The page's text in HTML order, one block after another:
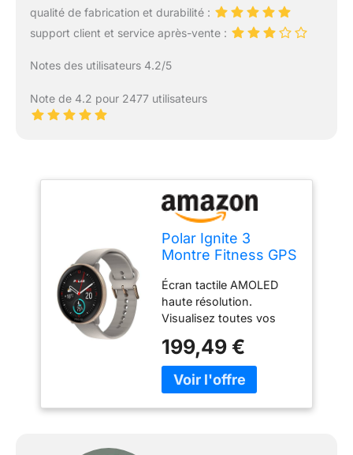
qualité de fabrication et durabilité :
support client et service après-vente :
Notes des utilisateurs 4.2/5
Note de 4.2 pour 2477 utilisateurs
Polar Ignite 3
Montre Fitness GPS
Écran tactile AMOLED
haute résolution.
Visualisez toutes vos
écran couleur net et
lumineux, avec des
widgets personnalisables
199,49 €